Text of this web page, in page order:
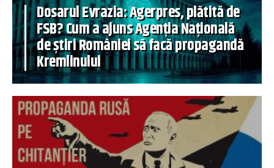
Dosarul Evrazia: Agerpres, plătită de
FSB? Cum a ajuns Agenția Națională
de știri României să facă propagandă
Kremlinului